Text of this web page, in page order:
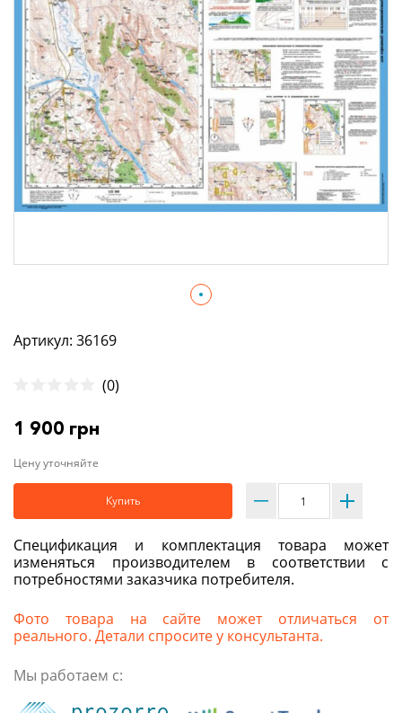
Артикул: 36169
(0)
1 900 грн
Цену уточняйте
Купить
Спецификация и комплектация товара может
изменяться производителем в соответствии с
потребностями заказчика потребителя.
Фото товара на сайте может отличаться от
реального. Детали спросите у консультанта.
Мы работаем с: